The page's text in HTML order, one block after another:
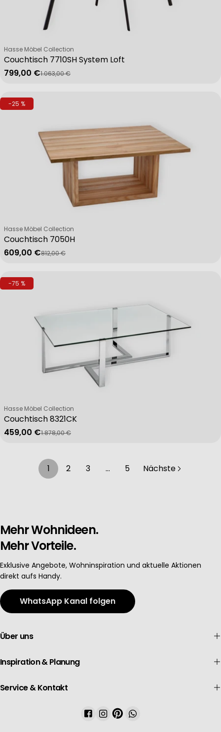
Couchtisch 7710SH System Loft
Verkäufer:
Hasse Möbel Collection
Verkaufspreis
799,00 €
Regulärer Preis
1.063,00 €
-25 %
Couchtisch 7050H
Verkäufer:
Hasse Möbel Collection
Verkaufspreis
609,00 €
Regulärer Preis
812,00 €
-75 %
Couchtisch 8321CK
Verkäufer:
Hasse Möbel Collection
Verkaufspreis
459,00 €
Regulärer Preis
1.878,00 €
1 2 3 … 5 Nächste
Mehr Wohnideen.
Mehr Vorteile.
Exklusive Angebote, Wohninspiration und aktuelle Aktionen
direkt aufs Handy.
WhatsApp Kanal folgen
Über uns
Inspiration & Planung
Service & Kontakt
Facebook
Instagram
PinterestWhatsApp